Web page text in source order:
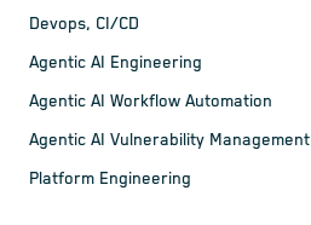
Devops, CI/CD
Agentic AI Engineering
Agentic AI Workflow Automation
Agentic AI Vulnerability Management
Platform Engineering